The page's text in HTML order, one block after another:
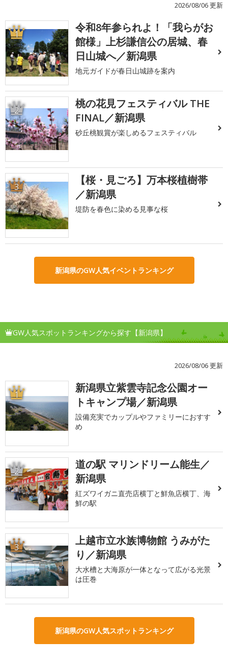
2026/08/06 更新
1
令和8年参られよ！「我らがお
館様」上杉謙信公の居城、春
日山城へ／新潟県
地元ガイドが春日山城跡を案内
2
桃の花見フェスティバル THE
FINAL／新潟県
砂丘桃観賞が楽しめるフェスティバル
3
【桜・見ごろ】万本桜植樹帯
／新潟県
堤防を春色に染める見事な桜
新潟県のGW人気イベントランキング
GW人気スポットランキングから探す【新潟県】
2026/08/06 更新
1
新潟県立紫雲寺記念公園オー
トキャンプ場／新潟県
設備充実でカップルやファミリーにおすす
め
2
道の駅 マリンドリーム能生／
新潟県
紅ズワイガニ直売店横丁と鮮魚店横丁、海
鮮の駅
3
上越市立水族博物館 うみがた
り／新潟県
大水槽と大海原が一体となって広がる光景
は圧巻
新潟県のGW人気スポットランキング